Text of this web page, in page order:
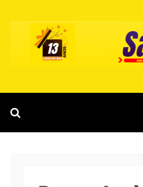
content